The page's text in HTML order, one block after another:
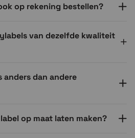
op rekening bestellen?
van dezelfde kwaliteit
anders dan andere
op maat laten maken?